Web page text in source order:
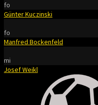
fo
Günter Kuczinski
fo
Manfred Bockenfeld
mi
Josef Weikl